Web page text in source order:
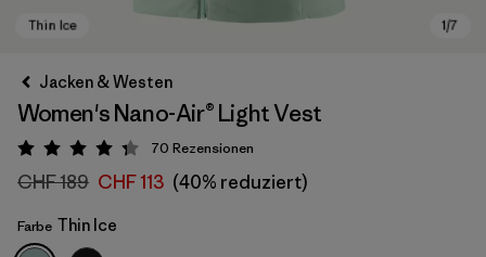
Jacken & Westen
Women's Nano-Air® Light Vest
Bewertung: 4.3 / 5
70 Rezensionen
CHF 189 CHF 113 (40% reduziert)
Farbe Thin Ice